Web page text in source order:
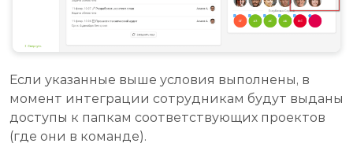
Если указанные выше условия выполнены, в
момент интеграции сотрудникам будут выданы
доступы к папкам соответствующих проектов
(где они в команде).